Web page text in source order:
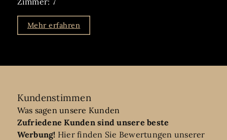
Mehr erfahren
Kundenstimmen
Was sagen unsere Kunden
Zufriedene Kunden sind unsere beste
Werbung! Hier finden Sie Bewertungen unserer